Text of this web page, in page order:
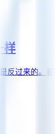
样
过来的。看